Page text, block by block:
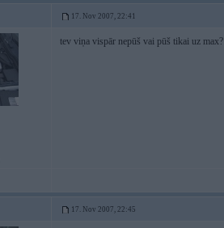
17. Nov 2007, 22:41
tev viņa vispār nepūš vai pūš tikai uz max?
17. Nov 2007, 22:45